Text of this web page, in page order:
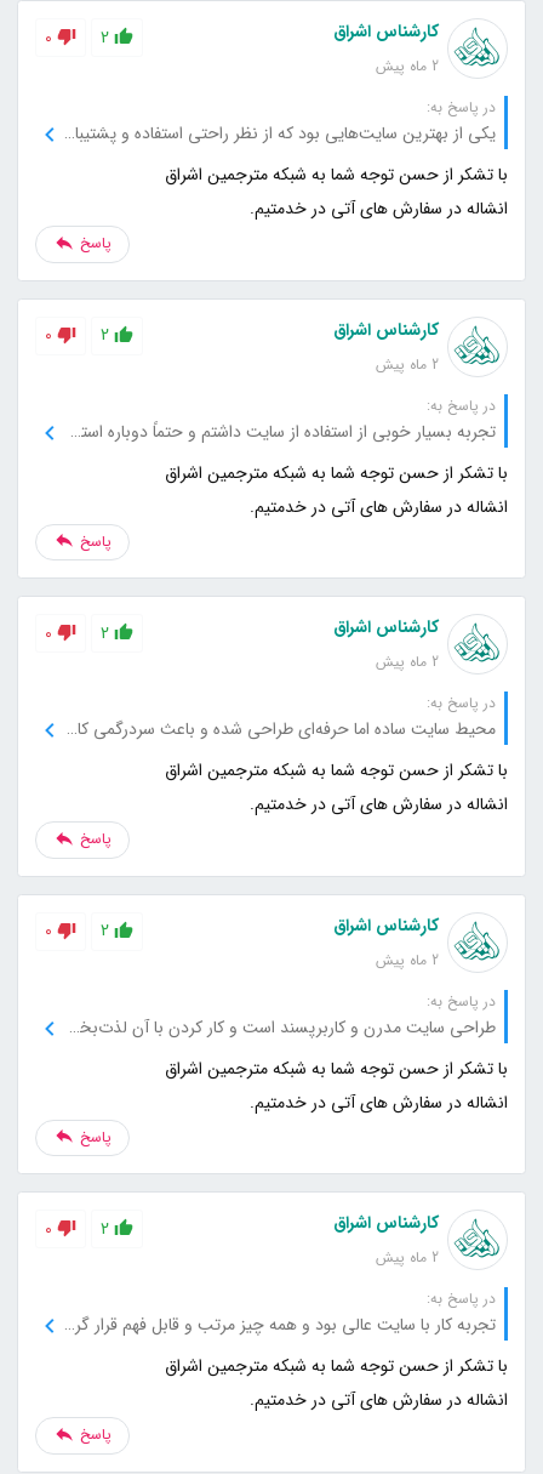
کارشناس اشراق
2 ماه پیش
2
0
در پاسخ به:
یکی از بهترین سایت‌هایی بود که از نظر راحتی استفاده و پشتیبانی تجربه کردم.
انشاله در سفارش های آتی در خدمتیم.
پاسخ
کارشناس اشراق
2 ماه پیش
2
0
در پاسخ به:
تجربه بسیار خوبی از استفاده از سایت داشتم و حتماً دوباره استفاده می‌کنم.
انشاله در سفارش های آتی در خدمتیم.
پاسخ
کارشناس اشراق
2 ماه پیش
2
0
در پاسخ به:
محیط سایت ساده اما حرفه‌ای طراحی شده و باعث سردرگمی کاربر نمی‌شود.
انشاله در سفارش های آتی در خدمتیم.
پاسخ
کارشناس اشراق
2 ماه پیش
2
0
در پاسخ به:
طراحی سایت مدرن و کاربرپسند است و کار کردن با آن لذت‌بخش بود.
انشاله در سفارش های آتی در خدمتیم.
پاسخ
کارشناس اشراق
2 ماه پیش
2
0
در پاسخ به:
تجربه کار با سایت عالی بود و همه چیز مرتب و قابل فهم قرار گرفته است.
انشاله در سفارش های آتی در خدمتیم.
پاسخ